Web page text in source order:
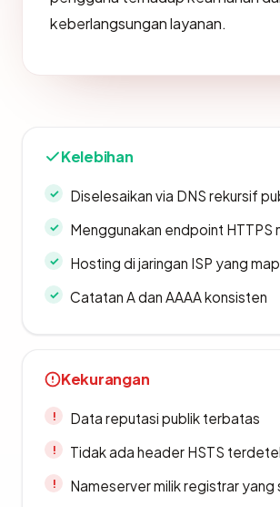
keberlangsungan layanan.
Kelebihan
Diselesaikan via DNS rekursif
Menggunakan endpoint HTTPS
Hosting di jaringan ISP yang
Catatan A dan AAAA konsisten
Kekurangan
Data reputasi publik terbatas
Tidak ada header HSTS
Nameserver milik registrar yang